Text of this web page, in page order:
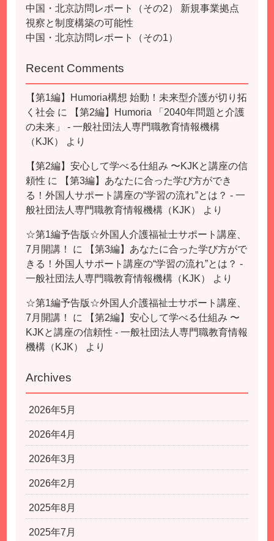
中国・北京訪問レポート（その2） 新規事業拠点
視察と制度構築の可能性
中国・北京訪問レポート（その1）
Recent Comments
【第1編】Humoria構想 始動！未来型介護が切り拓
く社会 に
【第2編】Humoria 「2040年問題と介護
の未来」 - 一般社団法人専門職教育情報機構
（KJK）
より
【第2編】安心して学べる仕組み 〜KJKと講座の信
頼性 に
【第3編】あなたに合った学び方ができ
る！外国人サポート講座の“学習の流れ”とは？ - 一
般社団法人専門職教育情報機構（KJK）
より
☆第1編予告版☆外国人介護福祉士サポート講座、
7月開講！
に
【第3編】あなたに合った学び方がで
きる！外国人サポート講座の“学習の流れ”とは？ -
一般社団法人専門職教育情報機構（KJK）
より
☆第1編予告版☆外国人介護福祉士サポート講座、
7月開講！
に
【第2編】安心して学べる仕組み 〜
KJKと講座の信頼性 - 一般社団法人専門職教育情報
機構（KJK）
より
Archives
2026年5月
2026年4月
2026年3月
2026年2月
2025年8月
2025年7月